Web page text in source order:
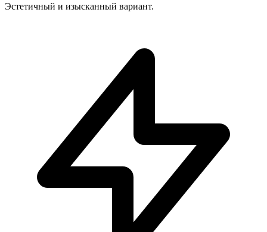
Эстетичный и изысканный вариант.